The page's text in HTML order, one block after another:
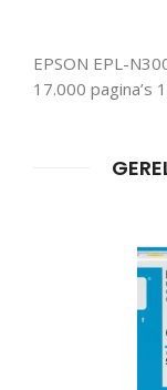
EPSON EPL-
17.000 pagina’s